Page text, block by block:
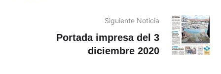
Siguiente Noticia
Portada impresa del 3
diciembre 2020